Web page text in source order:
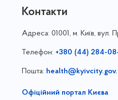
Контакти
Адреса: 01001, м. Київ, вул.
Телефон: +380 (44) 284-
Пошта:
Офіційний портал Києва